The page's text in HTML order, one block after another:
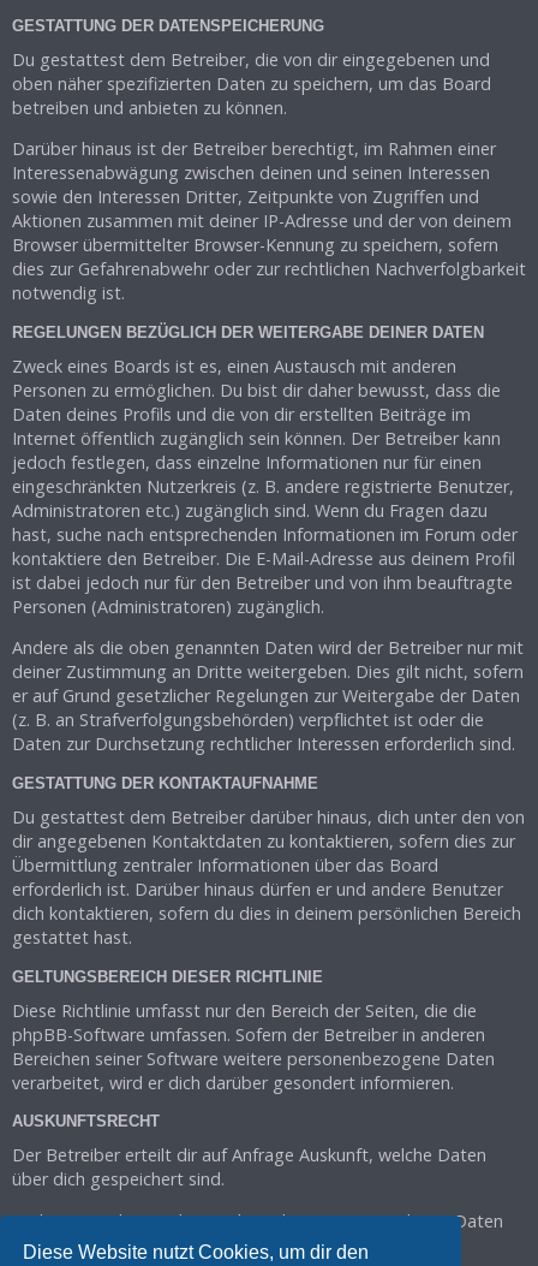
Diese Website nutzt Cookies, um dir den
GESTATTUNG DER DATENSPEICHERUNG
Du gestattest dem Betreiber, die von dir eingegebenen und
oben näher spezifizierten Daten zu speichern, um das Board
betreiben und anbieten zu können.
Darüber hinaus ist der Betreiber berechtigt, im Rahmen einer
Interessenabwägung zwischen deinen und seinen Interessen
sowie den Interessen Dritter, Zeitpunkte von Zugriffen und
Aktionen zusammen mit deiner IP-Adresse und der von deinem
Browser übermittelter Browser-Kennung zu speichern, sofern
dies zur Gefahrenabwehr oder zur rechtlichen Nachverfolgbarkeit
notwendig ist.
REGELUNGEN BEZÜGLICH DER WEITERGABE DEINER DATEN
Zweck eines Boards ist es, einen Austausch mit anderen
Personen zu ermöglichen. Du bist dir daher bewusst, dass die
Daten deines Profils und die von dir erstellten Beiträge im
Internet öffentlich zugänglich sein können. Der Betreiber kann
jedoch festlegen, dass einzelne Informationen nur für einen
eingeschränkten Nutzerkreis (z. B. andere registrierte Benutzer,
Administratoren etc.) zugänglich sind. Wenn du Fragen dazu
hast, suche nach entsprechenden Informationen im Forum oder
kontaktiere den Betreiber. Die E-Mail-Adresse aus deinem Profil
ist dabei jedoch nur für den Betreiber und von ihm beauftragte
Personen (Administratoren) zugänglich.
Andere als die oben genannten Daten wird der Betreiber nur mit
deiner Zustimmung an Dritte weitergeben. Dies gilt nicht, sofern
er auf Grund gesetzlicher Regelungen zur Weitergabe der Daten
(z. B. an Strafverfolgungsbehörden) verpflichtet ist oder die
Daten zur Durchsetzung rechtlicher Interessen erforderlich sind.
GESTATTUNG DER KONTAKTAUFNAHME
Du gestattest dem Betreiber darüber hinaus, dich unter den von
dir angegebenen Kontaktdaten zu kontaktieren, sofern dies zur
Übermittlung zentraler Informationen über das Board
erforderlich ist. Darüber hinaus dürfen er und andere Benutzer
dich kontaktieren, sofern du dies in deinem persönlichen Bereich
gestattet hast.
GELTUNGSBEREICH DIESER RICHTLINIE
Diese Richtlinie umfasst nur den Bereich der Seiten, die die
phpBB-Software umfassen. Sofern der Betreiber in anderen
Bereichen seiner Software weitere personenbezogene Daten
verarbeitet, wird er dich darüber gesondert informieren.
AUSKUNFTSRECHT
Der Betreiber erteilt dir auf Anfrage Auskunft, welche Daten
über dich gespeichert sind.
Du kannst jederzeit die Löschung bzw. Sperrung deiner Daten
verlangen. Kontaktiere hierzu bitte den Betreiber.